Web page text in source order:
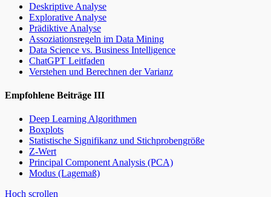
Deskriptive Analyse
Explorative Analyse
Prädiktive Analyse
Assoziationsregeln im Data Mining
Data Science vs. Business Intelligence
ChatGPT Leitfaden
Verstehen und Berechnen der Varianz
Empfohlene Beiträge III
Deep Learning Algorithmen
Boxplots
Statistische Signifikanz und Stichprobengröße
Z-Wert
Principal Component Analysis (PCA)
Modus (Lagemaß)
Hoch scrollen